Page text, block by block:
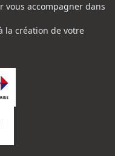
vous accompagner dans
la création de votre